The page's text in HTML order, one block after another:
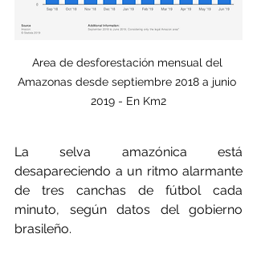
Area de desforestación mensual del
Amazonas desde septiembre 2018 a junio
2019 - En Km2
La selva amazónica está
desapareciendo a un ritmo alarmante
de tres canchas de fútbol cada
minuto, según datos del gobierno
brasileño.